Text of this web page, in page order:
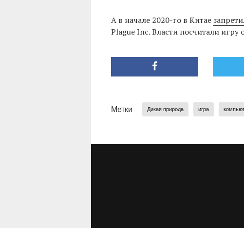
А в начале 2020-го в Китае
Plague Inc. Власти посчитали
Метки Дикая природа игра